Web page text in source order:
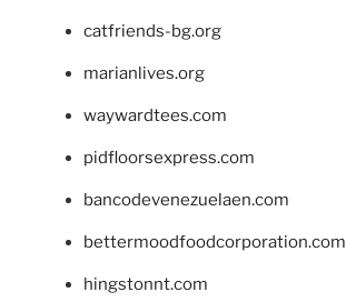
catfriends-bg.org
marianlives.org
waywardtees.com
pidfloorsexpress.com
bancodevenezuelaen.com
bettermoodfoodcorporation.com
hingstonnt.com